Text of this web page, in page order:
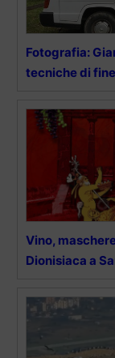
Fotografia:
tecniche di
Vino,
Dionisiaca a